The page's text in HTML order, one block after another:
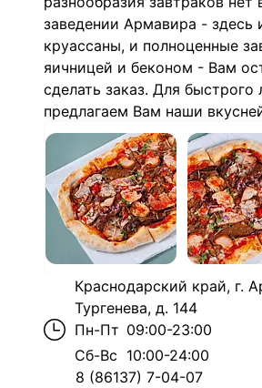
заведении Армавира - здесь
круассаны, и полноценные
яичницей и беконом - Вам
сделать заказ. Для быстрого
предлагаем Вам наши
Краснодарский край, г.
Тургенева, д. 144
Пн-Пт 09:00-23:00
Сб-Вс 10:00-24:00
8 (86137) 7-04-07